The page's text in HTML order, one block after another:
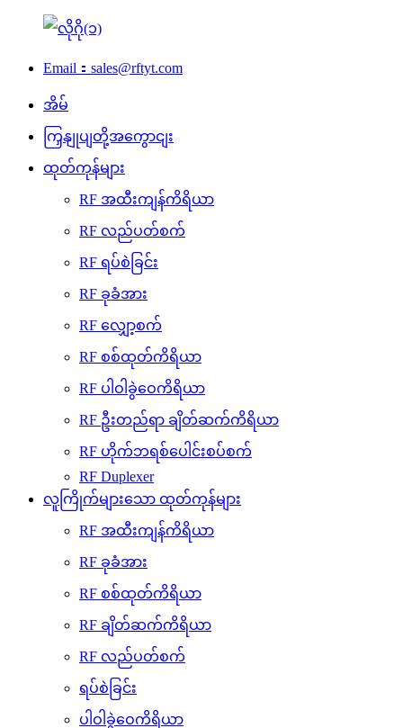
Email：sales@rftyt.com
အိမ်
ကြှနျုပျတို့အကွောငျး
ထုတ်ကုန်များ
RF အထီးကျန်ကိရိယာ
RF လည်ပတ်စက်
RF ရပ်စဲခြင်း
RF ခုခံအား
RF လျှော့စက်
RF စစ်ထုတ်ကိရိယာ
RF ပါဝါခွဲဝေကိရိယာ
RF ဦးတည်ရာ ချိတ်ဆက်ကိရိယာ
RF ဟိုက်ဘရစ်ပေါင်းစပ်စက်
RF Duplexer
လူကြိုက်များသော ထုတ်ကုန်များ
RF အထီးကျန်ကိရိယာ
RF ခုခံအား
RF စစ်ထုတ်ကိရိယာ
RF ချိတ်ဆက်ကိရိယာ
RF လည်ပတ်စက်
ရပ်စဲခြင်း
ပါဝါခွဲဝေကိရိယာ